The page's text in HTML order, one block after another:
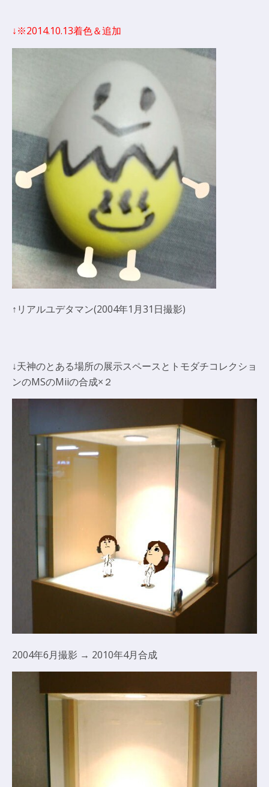
↓※2014.10.13着色＆追加
↑リアルユデタマン(2004年1月31日撮影)
↓天神のとある場所の展示スペースとトモダチコレクショ
ンのMSのMiiの合成×２
2004年6月撮影 → 2010年4月合成